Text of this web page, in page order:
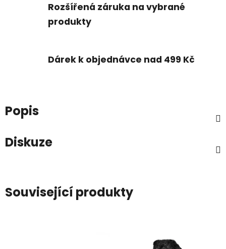
Rozšířená záruka na vybrané
produkty
Dárek k objednávce nad 499 Kč
Popis
Diskuze
Související produkty